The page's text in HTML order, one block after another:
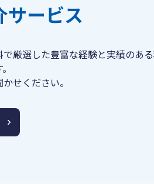
サービス
厳選した豊富な経験と実績のある
せください。